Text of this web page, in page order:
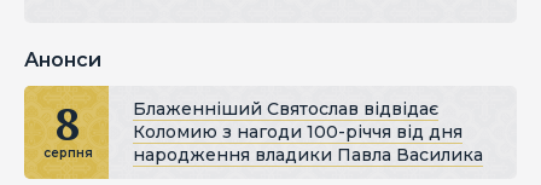
Анонси
8
серпня
Блаженніший Святослав відвідає
Коломию з нагоди 100-річчя від дня
народження владики Павла Василика